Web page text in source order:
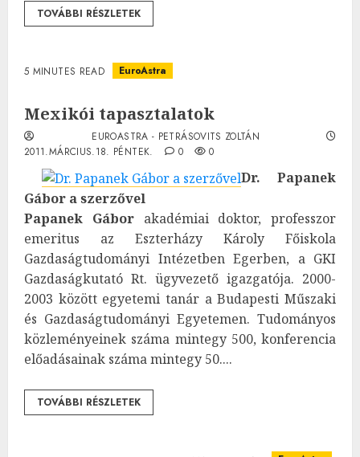
TOVÁBBI RÉSZLETEK
5 MINUTES READ EuroAstra
Mexikói tapasztalatok
EUROASTRA - PETRÁSOVITS ZOLTÁN
2011.MÁRCIUS.18. PÉNTEK.
0 0
Dr. Papanek
Gábor a szerzővel
Papanek Gáborakadémiai doktor, professzor
emeritus az Eszterházy Károly Főiskola
Gazdaságtudományi Intézetben Egerben, a GKI
Gazdaságkutató Rt. ügyvezető igazgatója. 2000-
2003 között egyetemi tanár a Budapesti Műszaki
és Gazdaságtudományi Egyetemen. Tudományos
közleményeinek száma mintegy 500, konferencia
előadásainak száma mintegy 50....
TOVÁBBI RÉSZLETEK